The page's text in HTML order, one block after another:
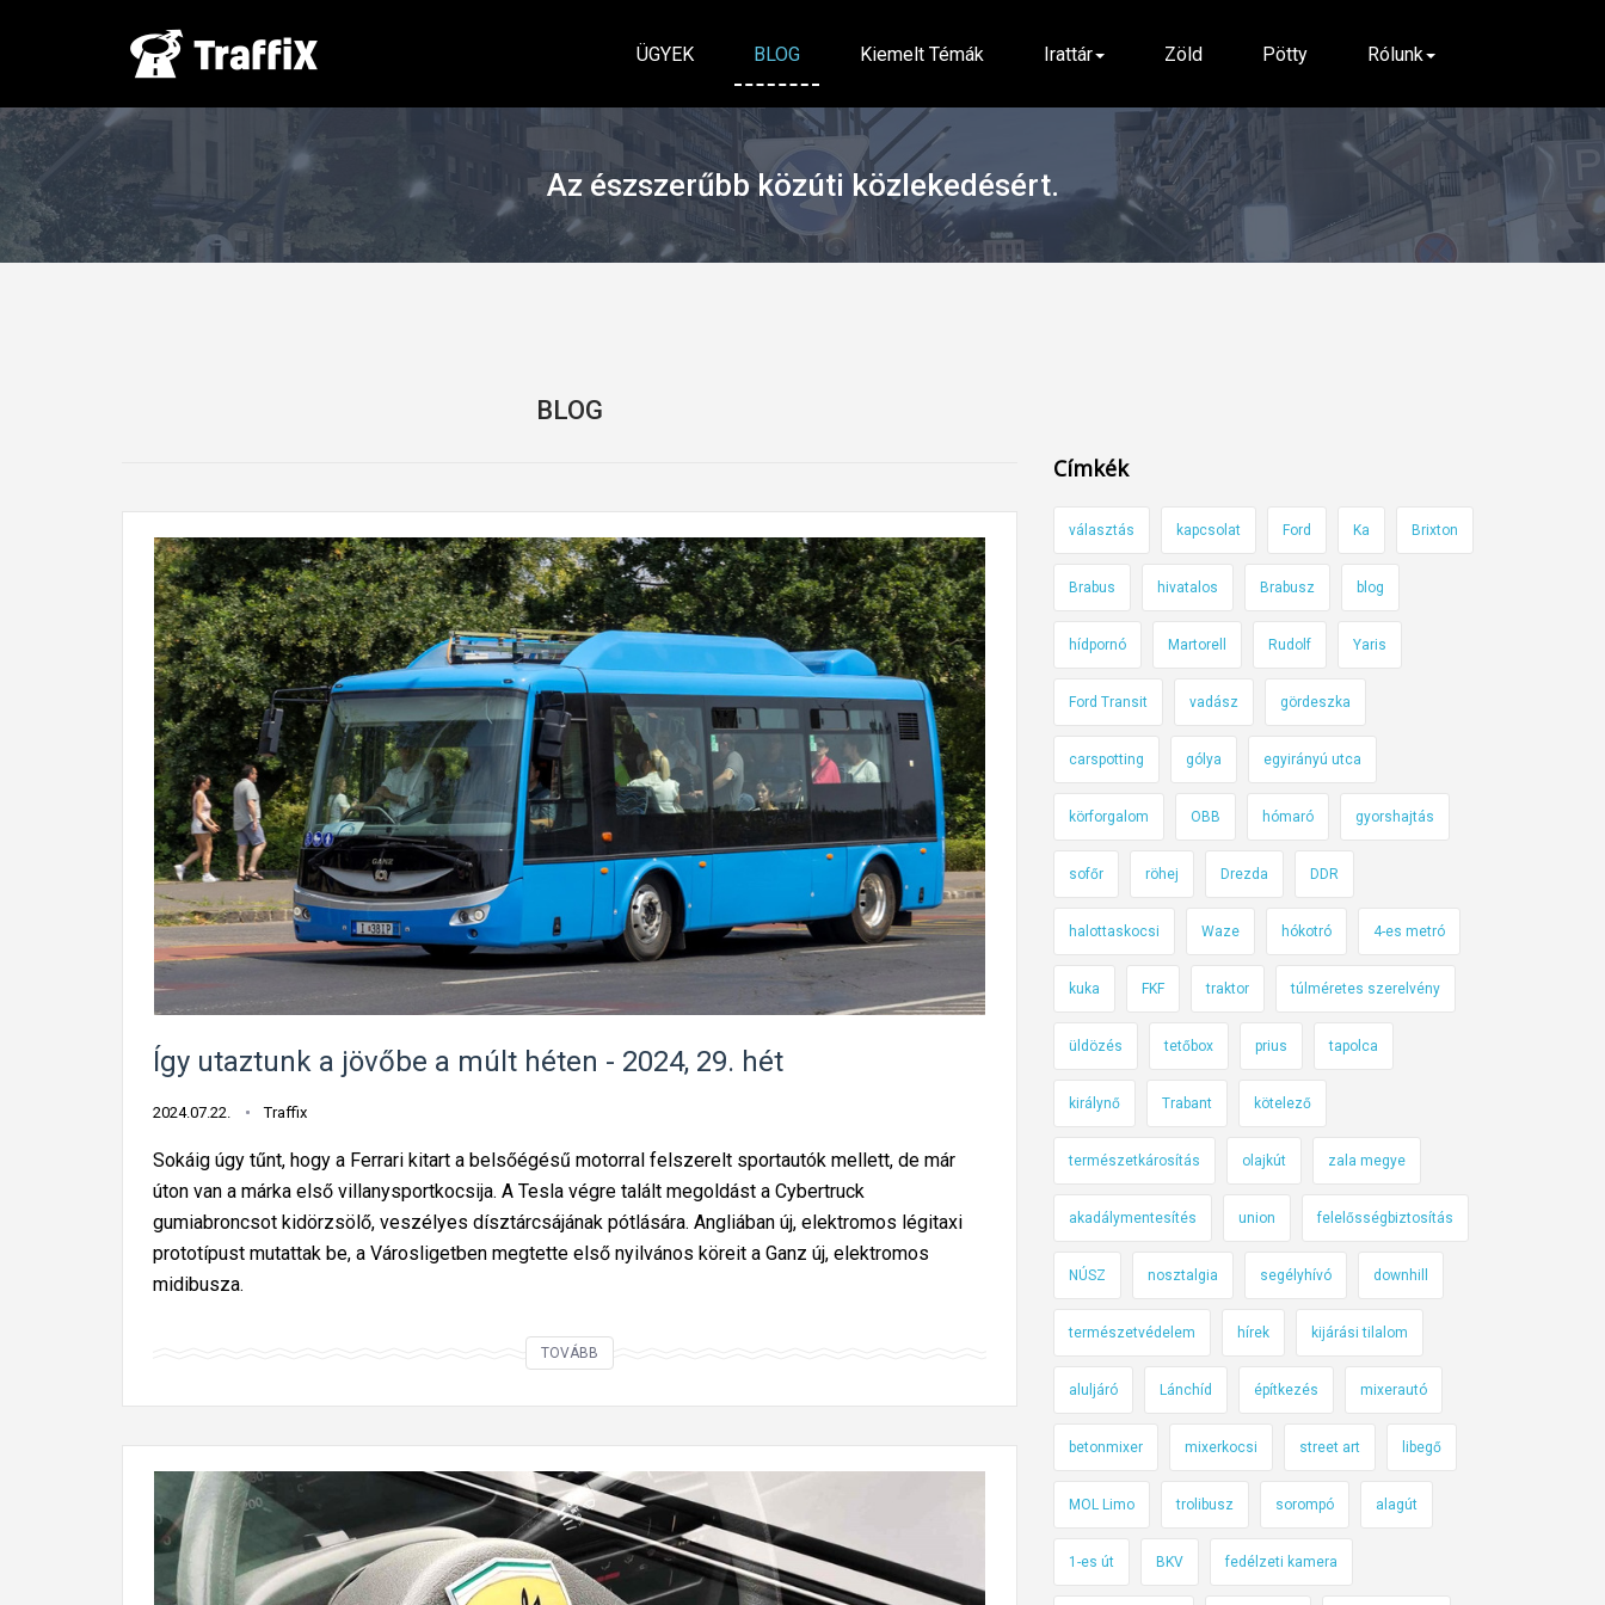
ÜGYEK BLOG Kiemelt Témák Irattár Zöld Pötty Rólunk
Az észszerűbb közúti közlekedésért.
BLOG
Így utaztunk a jövőbe a múlt héten - 2024, 29. hét
2024.07.22. Traffix
Sokáig úgy tűnt, hogy a Ferrari kitart a belsőégésű motorral felszerelt sportautók mellett, de már
úton van a márka első villanysportkocsija. A Tesla végre talált megoldást a Cybertruck
gumiabroncsot kidörzsölő, veszélyes dísztárcsájának pótlására. Angliában új, elektromos légitaxi
prototípust mutattak be, a Városligetben megtette első nyilvános köreit a Ganz új, elektromos
midibusza.
TOVÁBB
y
u
t
a
z
t
u
Címkék
választás kapcsolat Ford Ka Brixton
Brabus hivatalos Brabusz blog
hídpornó Martorell Rudolf Yaris
Ford Transit vadász gördeszka
carspotting gólya egyirányú utca
körforgalom OBB hómaró gyorshajtás
sofőr röhej Drezda DDR
halottaskocsi Waze hókotró 4-es metró
kuka FKF traktor túlméretes szerelvény
üldözés tetőbox prius tapolca
királynő Trabant kötelező
természetkárosítás olajkút zala megye
akadálymentesítés union felelősségbiztosítás
NÚSZ nosztalgia segélyhívó downhill
természetvédelem hírek kijárási tilalom
aluljáró Lánchíd építkezés mixerautó
betonmixer mixerkocsi street art libegő
MOL Limo trolibusz sorompó alagút
1-es út BKV fedélzeti kamera